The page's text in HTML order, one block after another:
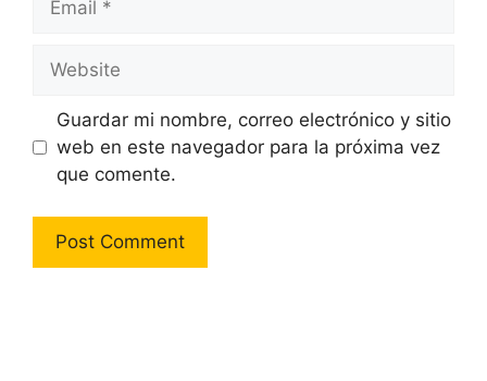
Website
Guardar mi nombre, correo electrónico y sitio
web en este navegador para la próxima vez
que comente.